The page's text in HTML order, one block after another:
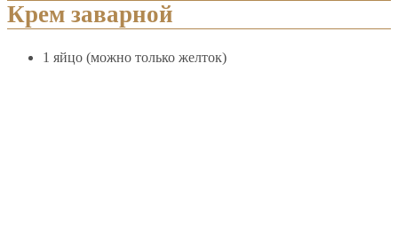
Крем заварной
1 яйцо (можно только желток)